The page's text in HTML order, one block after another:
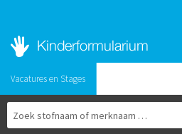
Vacatures en Stages